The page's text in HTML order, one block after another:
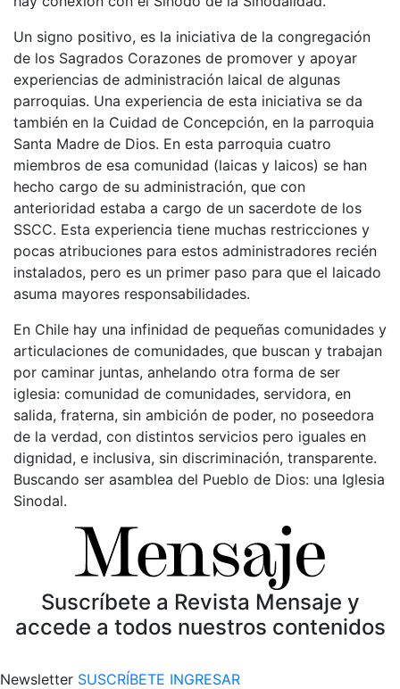
Un signo positivo, es la iniciativa de la congregación
de los Sagrados Corazones de promover y apoyar
experiencias de administración laical de algunas
parroquias. Una experiencia de esta iniciativa se da
también en la Cuidad de Concepción, en la parroquia
Santa Madre de Dios. En esta parroquia cuatro
miembros de esa comunidad (laicas y laicos) se han
hecho cargo de su administración, que con
anterioridad estaba a cargo de un sacerdote de los
SSCC. Esta experiencia tiene muchas restricciones y
pocas atribuciones para estos administradores recién
instalados, pero es un primer paso para que el laicado
asuma mayores responsabilidades.
En Chile hay una infinidad de pequeñas comunidades y
articulaciones de comunidades, que buscan y trabajan
por caminar juntas, anhelando otra forma de ser
iglesia: comunidad de comunidades, servidora, en
salida, fraterna, sin ambición de poder, no poseedora
de la verdad, con distintos servicios pero iguales en
dignidad, e inclusiva, sin discriminación, transparente.
Buscando ser asamblea del Pueblo de Dios: una Iglesia
Sinodal.
Suscríbete a Revista Mensaje y
accede a todos nuestros contenidos
Newsletter SUSCRÍBETE INGRESAR